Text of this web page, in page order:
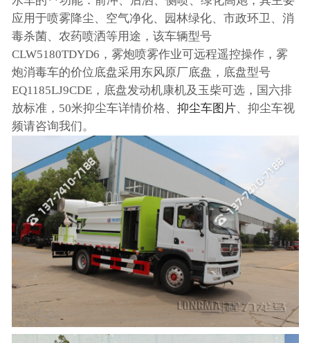
应用于喷雾降尘、空气净化、园林绿化、市政环卫、消
毒杀菌、农药喷洒等用途，该车辆型号
CLW5180TDYD6，雾炮喷雾作业可远程遥控操作，雾
炮消毒车的价位底盘采用东风原厂底盘，底盘型号
EQ1185LJ9CDE，底盘发动机康机及玉柴可选，国六排
放标准，50米抑尘车详情价格、 抑尘车图片、抑尘车视
频请咨询我们。